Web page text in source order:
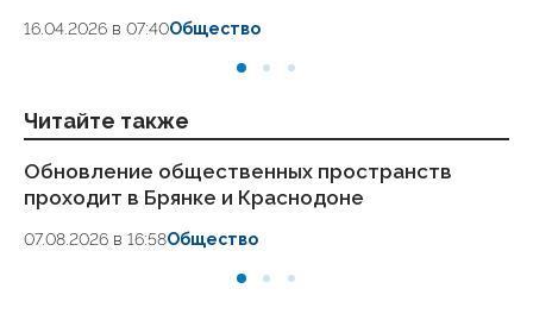
16.04.2026 в 07:40Общество
Читайте также
Обновление общественных пространств
проходит в Брянке и Краснодоне
07.08.2026 в 16:58Общество